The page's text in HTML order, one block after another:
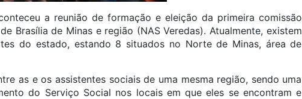
a reunião de formação e eleição da primeira comissão
Brasília de Minas e região (NAS Veredas). Atualmente, existem
do estado, estando 8 situados no Norte de Minas, área de
as e os assistentes sociais de uma mesma região, sendo uma
do Serviço Social nos locais em que eles se encontram e